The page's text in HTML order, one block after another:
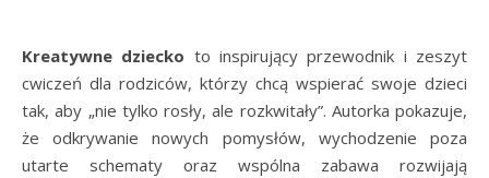
Kreatywne dziecko to inspirujący przewodnik i zeszyt
cwiczeń dla rodziców, którzy chcą wspierać swoje dzieci
tak, aby „nie tylko rosły, ale rozkwitały”. Autorka pokazuje,
że odkrywanie nowych pomysłów, wychodzenie poza
utarte schematy oraz wspólna zabawa rozwijają